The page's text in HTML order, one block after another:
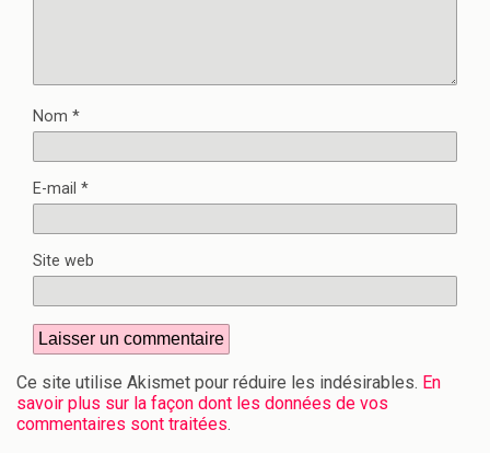
Nom *
E-mail *
Site web
Ce site utilise Akismet pour réduire les indésirables. En
savoir plus sur la façon dont les données de vos
commentaires sont traitées.